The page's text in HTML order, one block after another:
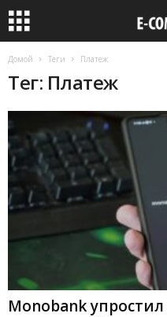
Домой Теги Платеж
Тег: Платеж
Monobank упростил